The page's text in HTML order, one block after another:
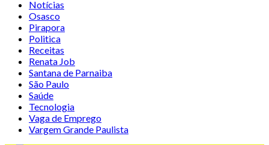
Notícias
Osasco
Pirapora
Politica
Receitas
Renata Job
Santana de Parnaiba
São Paulo
Saúde
Tecnologia
Vaga de Emprego
Vargem Grande Paulista